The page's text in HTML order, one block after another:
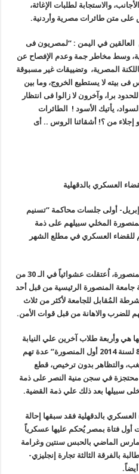
والاستجابة لطلبات الإغاثة،
على متن طائرات مصرية وأردنية.
في اليمن : “لمصريون فى
وسط مخاطر جمة وعدم الإفصاح عن
المصرية، وتضييقات غير مسبوقة
بيته لا يستطيع الخروج، وما بين
برا، وآخرون لا زالوا فى انتظار
يأتيك الأسود ! الطائرات
و إجلاء من ؟! أشقائنا الروس .. أى
العسكري بالدقهلية
يعقد القضاء العسكري غداً -الثلاثاء 7 إبريل- أولى جلسات محاكمة “تسنيم
المخلي سبيلهم على ذمة
للقضاء العسكري في مطلع الشهر
تسنيم” خريجة كلية التجارة جامعة المنصورة، اُعتقلت عشوائياً في الـ 30 من
بوابة جامعة المنصورة الرئيسية من قبل أحد
المُقابل للجامعة لأكثر من ثلاث
للضرب والاهانة من قبل قوات الأمن.
هي وأربعة طلاب آخرين علي النيابة
التي وجهت لهم في محضر رقم “8451 لسنة 2014 أول المنصورة” عدة تهم
والتظاهر بدون ترخيص، قطع
في سجن منية النصر على ذمة
.
بالدقهلية فقد سبقها إحالة
أول فتاة بمصر يُحكم عليها عسكرياً
منذ 30 يونيو، حيث حُكم عليها في 19 مارس الماضي بالحبس سنتين وغرامة
بالفرقة الثالثة تجارة إنجليزي-
.